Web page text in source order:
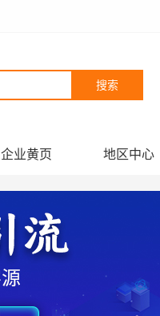
搜索
企业黄页 地区中心